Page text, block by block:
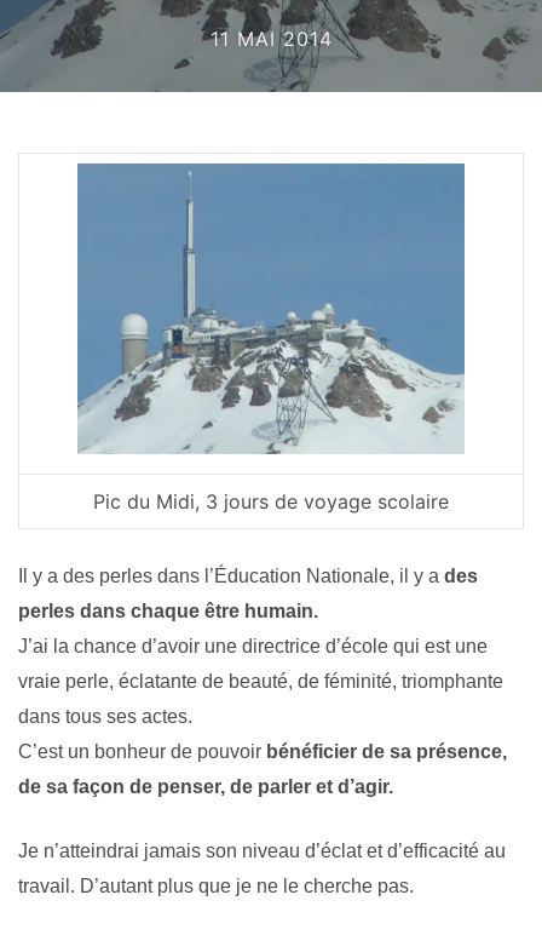
11 MAI 2014
Pic du Midi, 3 jours de voyage scolaire
Il y a des perles dans l’Éducation Nationale, il y a des
perles dans chaque être humain.
J’ai la chance d’avoir une directrice d’école qui est une
vraie perle, éclatante de beauté, de féminité, triomphante
dans tous ses actes.
C’est un bonheur de pouvoir bénéficier de sa présence,
de sa façon de penser, de parler et d’agir.
Je n’atteindrai jamais son niveau d’éclat et d’efficacité au
travail. D’autant plus que je ne le cherche pas.